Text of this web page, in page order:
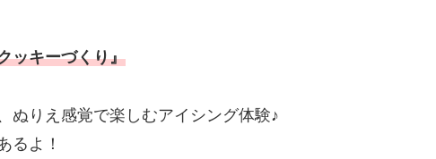
ッキーづくり』
ぬりえ感覚で楽しむアイシング体験♪
るよ！